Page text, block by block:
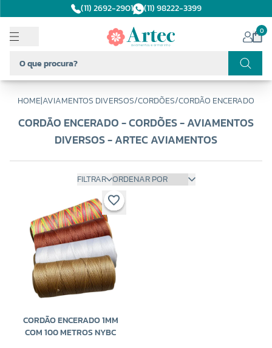
(11) 2692-2901 (11) 98222-3399
0
HOME|AVIAMENTOS DIVERSOS/CORDÕES/CORDÃO ENCERADO
CORDÃO ENCERADO - CORDÕES - AVIAMENTOS
DIVERSOS - ARTEC AVIAMENTOS
FILTRAR
CORDÃO ENCERADO 1MM
COM 100 METROS NYBC